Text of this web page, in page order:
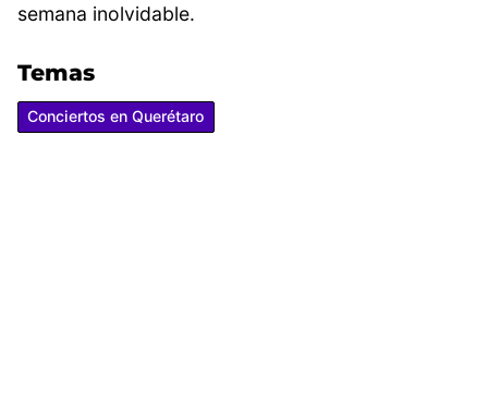
semana inolvidable.
Temas
Conciertos en Querétaro